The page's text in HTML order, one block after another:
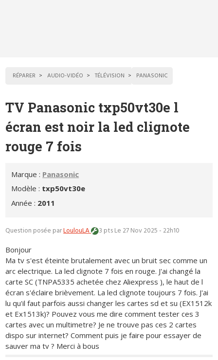
RÉPARER AUDIO-VIDÉO TÉLÉVISION PANASONIC
TV Panasonic txp50vt30e l
écran est noir la led clignote
rouge 7 fois
Marque : Panasonic
Modèle : txp50vt30e
Année : 2011
Question posée parLoulouLA 3 ptsLe 27 Nov 2025 - 22h10
Bonjour
Ma tv s'est éteinte brutalement avec un bruit sec comme un
arc electrique. La led clignote 7 fois en rouge. J'ai changé la
carte SC (TNPA5335 achetée chez Aliexpress ), le haut de l
écran s'éclaire brièvement. La led clignote toujours 7 fois. J'ai
lu qu'il faut parfois aussi changer les cartes sd et su (EX1512k
et Ex1513k)? Pouvez vous me dire comment tester ces 3
cartes avec un multimetre? Je ne trouve pas ces 2 cartes
dispo sur internet? Comment puis je faire pour essayer de
sauver ma tv ? Merci à bous